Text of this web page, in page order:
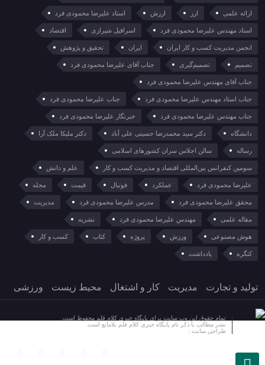
ارائه علمی ارز ارزش استاد علیرضا محمودی فرد
استاد مهندس علیرضا محمودی فرد اسرافیل شیرازی اقتصاد
انجمن مدیریت کسب و کار ایران ایران تحقیق و پژوهش
تصمیم تصمیم‌گیری جناب آقای علیرضا محمودی فرد
جناب آقای مهندس علیرضا محمودی فرد
جناب استاد مهندس علیرضا محمودی فرد جناب علیرضا محمودی فرد
جناب مهندس علیرضا محمودی فرد خبرنگار علیرضا محمودی فرد
دانشگاه دکتر سید محمدرضا حسینی علی آباد دکتر ملیکا ملک آرا
رساله سالن اجلاس سران کشورهای اسلامی
سومین کنفرانس بین‌المللی اقتصاد و مدیریت کسب و کار علم و دانش
علیرضا محمودی فرد عملکرد فوتبال قیمت مجله
محقق علیرضا محمودی فرد مدرس علیرضا محمودی فرد مدیریت
مقاله علمی مهندس علیرضا محمودی فرد نشریه
هوش مصنوعی ورزش پروژه کتاب کسب و کار
کنگره یادداشت
تولید و تجارت مدیریت کار و اشتغال محیط زیست ورزشی
تمام حقوق این وب سایت برای پایگاه خبری کلام قلم محفوظ است.
نشر مطالب با ذکر نام پایگاه خبری کلام قلم بلامانع است.
طراحی سایت :